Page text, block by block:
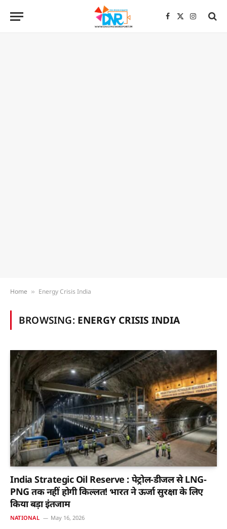
Facebook
X
Home » Energy Crisis India
BROWSING: ENERGY CRISIS INDIA
India Strategic Oil Reserve : पेट्रोल-डीजल से LNG-
PNG तक नहीं होगी किल्लत! भारत ने ऊर्जा सुरक्षा के लिए
किया बड़ा इंतजाम
NATIONAL May 16, 2026